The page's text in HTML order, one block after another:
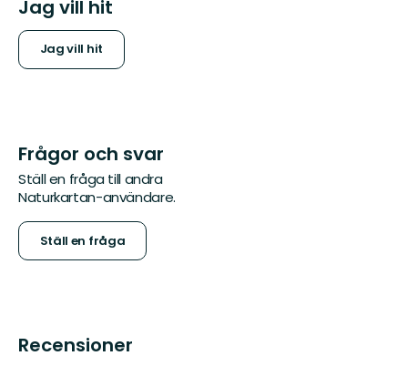
Jag vill hit
Jag vill hit
Frågor och svar
Ställ en fråga till andra
Naturkartan-användare.
Ställ en fråga
Recensioner